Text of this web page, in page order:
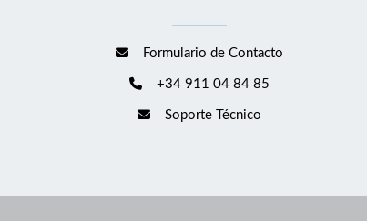
Formulario de Contacto
+34 911 04 84 85
Soporte Técnico